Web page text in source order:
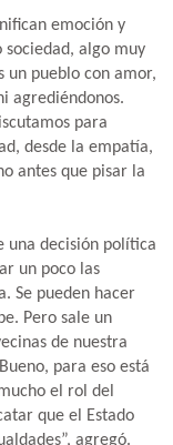
emoción y
algo muy
un pueblo con amor,
agrediéndonos.
para
desde la empatía,
antes que pisar la
una decisión política
un poco las
Se pueden hacer
Pero sale un
de nuestra
para eso está
el rol del
que el Estado
agregó.